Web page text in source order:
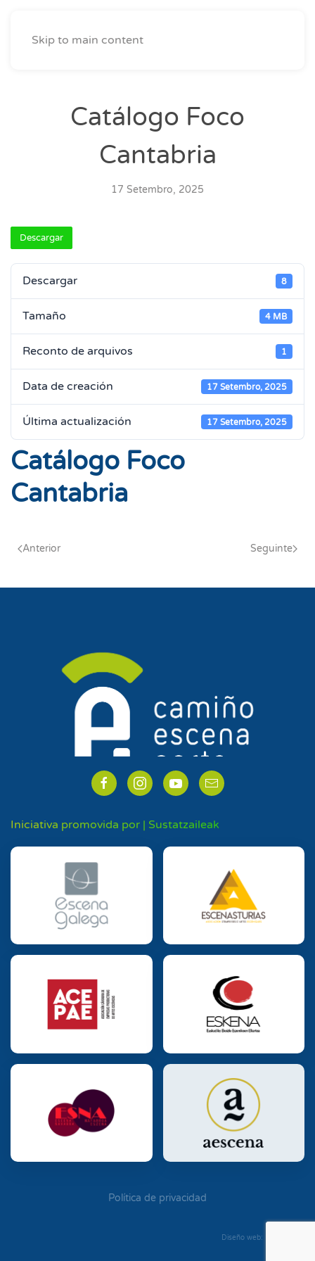
Skip to main content
Catálogo Foco
Cantabria
17 Setembro, 2025
Descargar
Descargar 8
Tamaño 4 MB
Reconto de arquivos 1
Data de creación 17 Setembro, 2025
Última actualización 17 Setembro, 2025
Catálogo Foco
Cantabria
Anterior Seguinte
Iniciativa promovida por | Sustatzaileak
Política de privacidad
Diseño web: Diego Seixo